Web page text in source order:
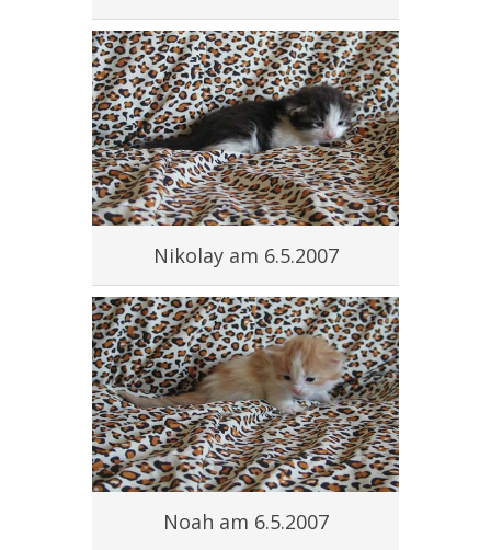
Nikolay am 6.5.2007
Noah am 6.5.2007